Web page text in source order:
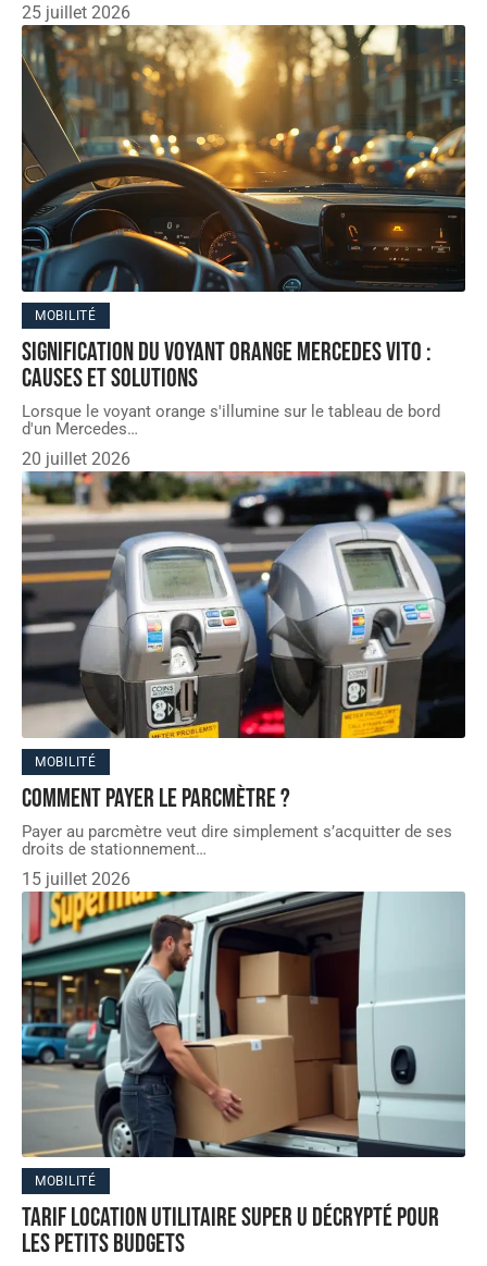
25 juillet 2026
MOBILITÉ
Signification du voyant orange Mercedes Vito :
causes et solutions
Lorsque le voyant orange s'illumine sur le tableau de bord
d'un Mercedes…
20 juillet 2026
MOBILITÉ
Comment payer le parcmètre ?
Payer au parcmètre veut dire simplement s’acquitter de ses
droits de stationnement…
15 juillet 2026
MOBILITÉ
Tarif Location Utilitaire Super U décrypté pour
les petits budgets